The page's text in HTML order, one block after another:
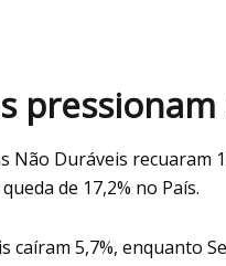
Não Duráveis recuaram
de 17,2% no País.
caíram 5,7%, enquanto